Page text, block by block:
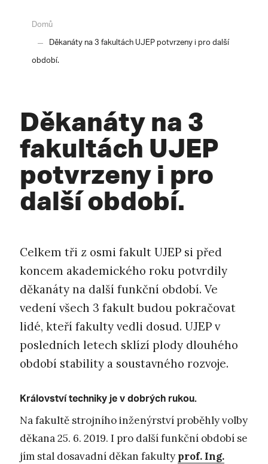
Domů
Děkanáty na 3 fakultách UJEP potvrzeny i pro další
období.
Děkanáty na 3
fakultách UJEP
potvrzeny i pro
další období.
Celkem tři z osmi fakult UJEP si před
koncem akademického roku potvrdily
děkanáty na další funkční období. Ve
vedení všech 3 fakult budou pokračovat
lidé, kteří fakulty vedli dosud. UJEP v
posledních letech sklízí plody dlouhého
období stability a soustavného rozvoje.
Království techniky je v dobrých rukou.
Na fakultě strojního inženýrství proběhly volby
děkana 25. 6. 2019. I pro další funkční období se
jím stal dosavadní děkan fakulty prof. Ing.